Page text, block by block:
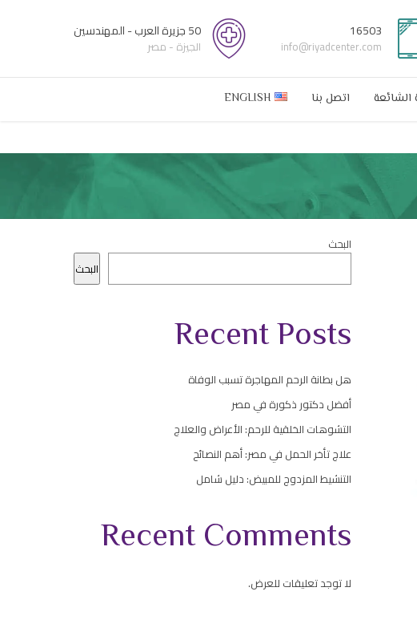
16503
info@riyadcenter.com
50 جزيرة العرب - المهندسين
الجيزة - مصر
الشائعة اتصل بنا ENGLISH
البحث
البحث
Recent Posts
هل بطانة الرحم المهاجرة تسبب الوفاة
أفضل دكتور ذكورة في مصر
التشوهات الخلقية للرحم: الأعراض والعلاج
علاج تأخر الحمل في مصر: أهم النصائح
التنشيط المزدوج للمبيض: دليل شامل
Recent Comments
لا توجد تعليقات للعرض.